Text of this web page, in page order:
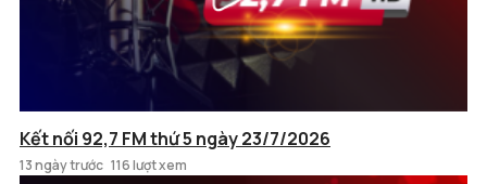
Kết nối 92,7 FM thứ 5 ngày 23/7/2026
13 ngày trước 116 lượt xem